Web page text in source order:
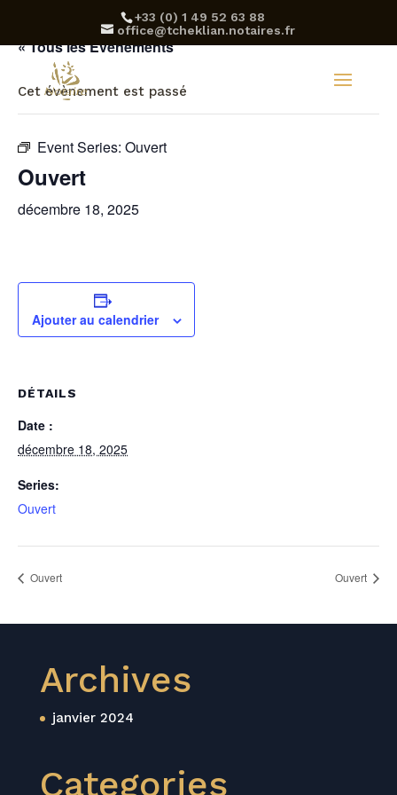
‪+33 (0) 1 49 52 63 88‬
office@tcheklian.notaires.fr
« Tous les Évènements
Cet évènement est passé
Event Series: Ouvert
Ouvert
décembre 18, 2025
Ajouter au calendrier
DÉTAILS
Date :
décembre 18, 2025
Series:
Ouvert
Ouvert Ouvert
Archives
janvier 2024
Categories